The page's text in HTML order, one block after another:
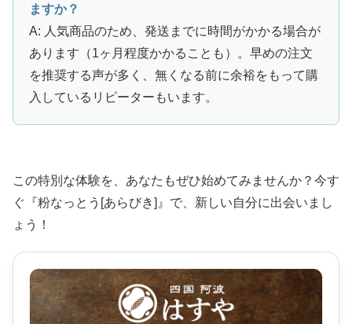
ますか？
A: 人気商品のため、発送までに時間がかかる場合が
あります（1ヶ月程度かかることも）。早めの注文
を推奨する声が多く、無くなる前に余裕をもって購
入しているリピーターもいます。
この特別な体験を、あなたもぜひ始めてみませんか？今す
ぐ『粉なっとう[あらびき]』で、新しい自分に出会いまし
ょう！